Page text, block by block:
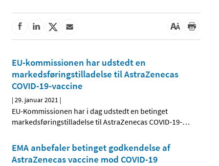
EU-kommissionen har udstedt en
markedsføringstilladelse til AstraZenecas
COVID-19-vaccine
|29. januar 2021 |
EU-Kommissionen har i dag udstedt en betinget
markedsføringstilladelse til AstraZenecas COVID-19-…
EMA anbefaler betinget godkendelse af
AstraZenecas vaccine mod COVID-19